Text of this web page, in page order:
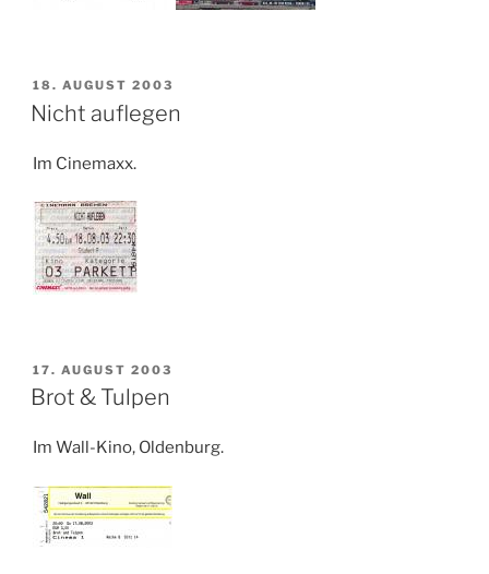
VERÖFFENTLICHT
AM
18. AUGUST 2003
Nicht auflegen
Im Cinemaxx.
VERÖFFENTLICHT
AM
17. AUGUST 2003
Brot & Tulpen
Im Wall-Kino, Oldenburg.